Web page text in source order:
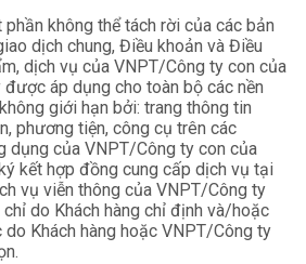
phần không thể tách rời của các bản
dịch chung, Điều khoản và Điều
dịch vụ của VNPT/Công ty con của
được áp dụng cho toàn bộ các nền
giới hạn bởi: trang thông tin
phương tiện, công cụ trên các
của VNPT/Công ty con của
kết hợp đồng cung cấp dịch vụ tại
vụ viễn thông của VNPT/Công ty
do Khách hàng chỉ định và/hoặc
Khách hàng hoặc VNPT/Công ty